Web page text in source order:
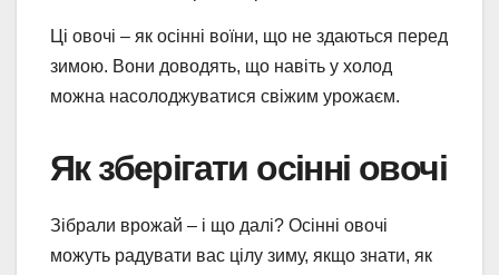
Ці овочі – як осінні воїни, що не здаються перед
зимою. Вони доводять, що навіть у холод
можна насолоджуватися свіжим урожаєм.
Як зберігати осінні овочі
Зібрали врожай – і що далі? Осінні овочі
можуть радувати вас цілу зиму, якщо знати, як